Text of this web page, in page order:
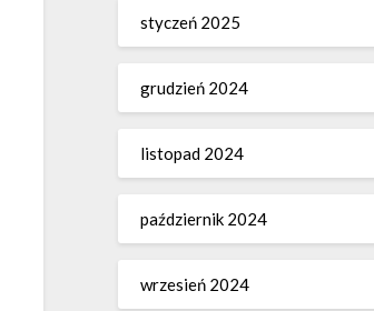
styczeń 2025
grudzień 2024
listopad 2024
październik 2024
wrzesień 2024